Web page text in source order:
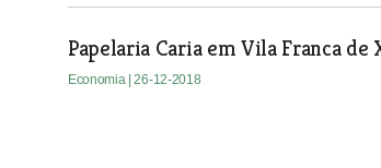
Papelaria Caria em Vila Franca
Economia | 26-12-2018